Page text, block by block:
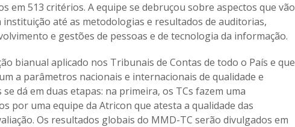
em 513 critérios. A equipe se debruçou sobre aspectos que vão
instituição até as metodologias e resultados de auditorias,
e gestões de pessoas e de tecnologia da informação.
bianual aplicado nos Tribunais de Contas de todo o País e que
a parâmetros nacionais e internacionais de qualidade e
dá em duas etapas: na primeira, os TCs fazem uma
por uma equipe da Atricon que atesta a qualidade das
Os resultados globais do MMD-TC serão divulgados em